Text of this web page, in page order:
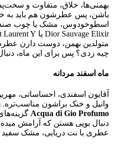
بهمنی‌ها، خلاق، متفاوت و
باشن، پس عطرشون هم باید به
اسطوخودوس، مشک یا چوب
متولدین بهمن، دوست دارن
چیه زدی؟ پس برای این ماه،
ماه اسفند مردانه
آقایون اسفندی، احساساتی،
وانیل و خنک براشون مناسب‌تره.
Acqua di Gio Profumo
دنبال بویی هستن که آرامش
عطری با نت دریایی، مشک سفید